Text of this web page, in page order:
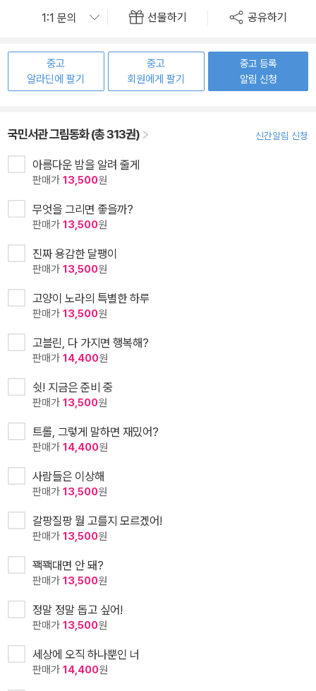
선물하기 공유하기
중고
알라딘에 팔기
중고
회원에게 팔기
중고 등록
알림 신청
국민서관 그림동화 (총 313권) 신간알림 신청
아름다운 밤을 알려 줄게
판매가 13,500원
무엇을 그리면 좋을까?
판매가 13,500원
진짜 용감한 달팽이
판매가 13,500원
고양이 노라의 특별한 하루
판매가 13,500원
고블린, 다 가지면 행복해?
판매가 14,400원
쉿! 지금은 준비 중
판매가 13,500원
트롤, 그렇게 말하면 재밌어?
판매가 14,400원
사람들은 이상해
판매가 13,500원
갈팡질팡 뭘 고를지 모르겠어!
판매가 13,500원
꽥꽥대면 안 돼?
판매가 13,500원
정말 정말 돕고 싶어!
판매가 13,500원
세상에 오직 하나뿐인 너
판매가 14,400원